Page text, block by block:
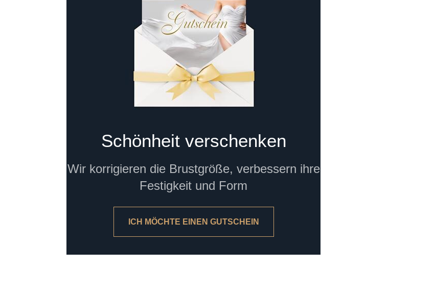
Schönheit verschenken
Wir korrigieren die Brustgröße, verbessern ihre
Festigkeit und Form
ICH MÖCHTE EINEN GUTSCHEIN